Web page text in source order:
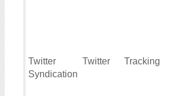
Twitter
Syndication
Twitter Tracking